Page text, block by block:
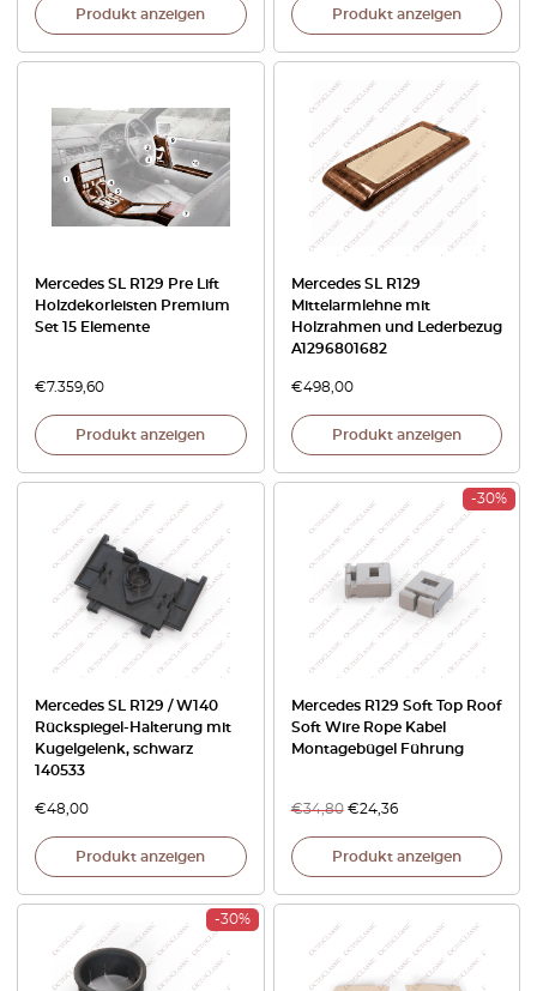
Produkt anzeigen Produkt anzeigen
Mercedes SL R129 Pre Lift
Holzdekorleisten Premium
Set 15 Elemente
€7.359,60
Produkt anzeigen
Mercedes SL R129
Mittelarmlehne mit
Holzrahmen und Lederbezug
A1296801682
€498,00
Produkt anzeigen
Mercedes SL R129 / W140
Rückspiegel-Halterung mit
Kugelgelenk, schwarz
140533
€48,00
Produkt anzeigen
-30%
Mercedes R129 Soft Top Roof
Soft Wire Rope Kabel
Montagebügel Führung
€34,80 €24,36
Produkt anzeigen
-30%